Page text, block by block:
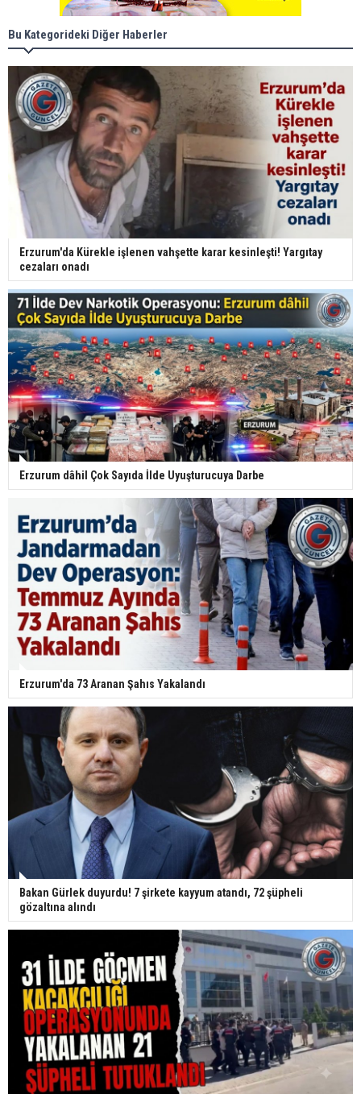
Bu Kategorideki Diğer Haberler
Erzurum'da Kürekle işlenen vahşette karar kesinleşti! Yargıtay
cezaları onadı
Erzurum dâhil Çok Sayıda İlde Uyuşturucuya Darbe
Erzurum'da 73 Aranan Şahıs Yakalandı
Bakan Gürlek duyurdu! 7 şirkete kayyum atandı, 72 şüpheli
gözaltına alındı